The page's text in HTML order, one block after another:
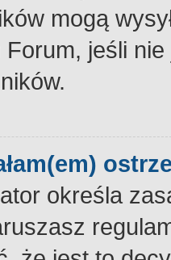
mogą
jeśli
określa